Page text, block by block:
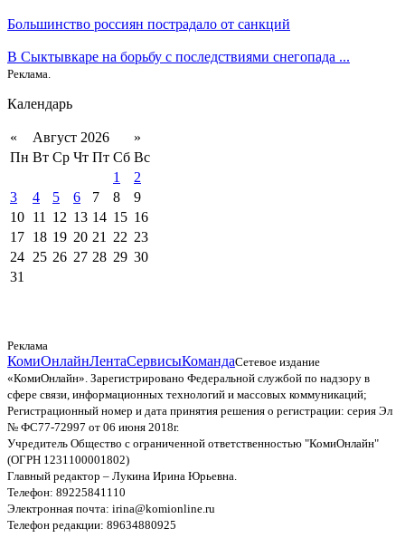
Большинство россиян пострадало от санкций
В Сыктывкаре на борьбу с последствиями снегопада ...
Реклама.
Календарь
« Август 2026
»
Пн Вт Ср Чт Пт Сб Вс
1
2
3
4 5 6 7 8
9
10 11 12 13 14 15 16
17 18 19 20 21 22 23
24 25 26 27 28 29 30
31
Реклама
КомиОнлайнЛентаСервисыКомандаСетевое издание
«КомиОнлайн». Зарегистрировано Федеральной службой по надзору в
сфере связи, информационных технологий и массовых коммуникаций;
Регистрационный номер и дата принятия решения о регистрации: серия Эл
№ ФС77-72997 от 06 июня 2018г.
Учредитель Общество с ограниченной ответственностью "КомиОнлайн"
(ОГРН 1231100001802)
Главный редактор – Лукина Ирина Юрьевна.
Телефон: 89225841110
Электронная почта: irina@komionline.ru
Телефон редакции: 89634880925